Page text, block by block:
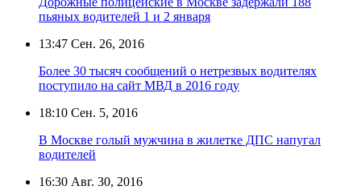
пьяных водителей 1 и 2 января
13:47 Сен. 26, 2016
Более 30 тысяч сообщений о нетрезвых водителях
поступило на сайт МВД в 2016 году
18:10 Сен. 5, 2016
В Москве голый мужчина в жилетке ДПС напугал
водителей
16:30 Авг. 30, 2016